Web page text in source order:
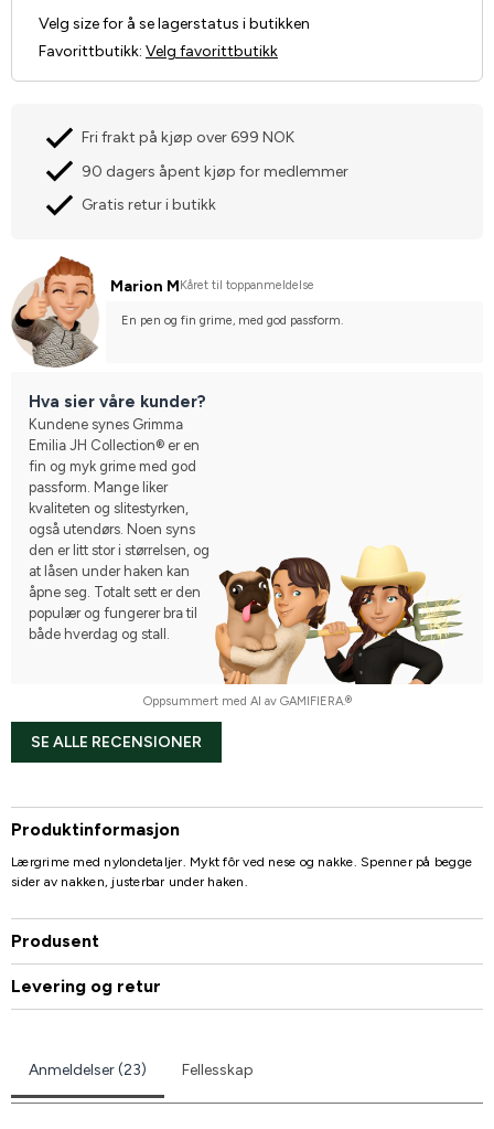
Velg size for å se lagerstatus i butikken
Favorittbutikk: Velg favorittbutikk
Fri frakt på kjøp over 699 NOK
90 dagers åpent kjøp for medlemmer
Gratis retur i butikk
Marion M Kåret til toppanmeldelse
En pen og fin grime, med god passform.
Hva sier våre kunder?
Kundene synes Grimma
Emilia JH Collection® er en
fin og myk grime med god
passform. Mange liker
kvaliteten og slitestyrken,
også utendørs. Noen syns
den er litt stor i størrelsen, og
at låsen under haken kan
åpne seg. Totalt sett er den
populær og fungerer bra til
både hverdag og stall.
Oppsummert med AI av GAMIFIERA.®
SE ALLE RECENSIONER
Produktinformasjon
Lærgrime med nylondetaljer. Mykt fôr ved nese og nakke. Spenner på begge
sider av nakken, justerbar under haken.
Produsent
Levering og retur
Anmeldelser (23) Fellesskap